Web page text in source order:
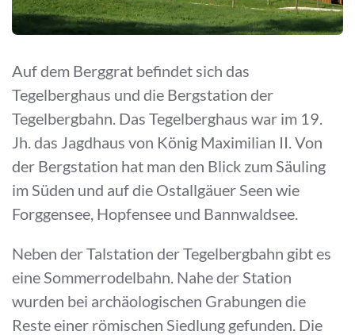
Auf dem Berggrat befindet sich das
Tegelberghaus und die Bergstation der
Tegelbergbahn. Das Tegelberghaus war im 19.
Jh. das Jagdhaus von König Maximilian II. Von
der Bergstation hat man den Blick zum Säuling
im Süden und auf die Ostallgäuer Seen wie
Forggensee, Hopfensee und Bannwaldsee.
Neben der Talstation der Tegelbergbahn gibt es
eine Sommerrodelbahn. Nahe der Station
wurden bei archäologischen Grabungen die
Reste einer römischen Siedlung gefunden. Die